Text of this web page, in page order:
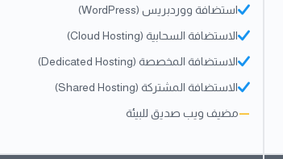
استضافة ووردبريس (WordPress)
الاستضافة السحابية (Cloud Hosting)
الاستضافة المخصصة (Dedicated Hosting)
الاستضافة المشتركة (Shared Hosting)
—مضيف ويب صديق للبيئة